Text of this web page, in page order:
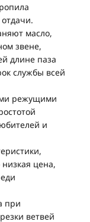
масло,
звене,
длине паза
службы всей
режущими
и
цена,
при
ветвей